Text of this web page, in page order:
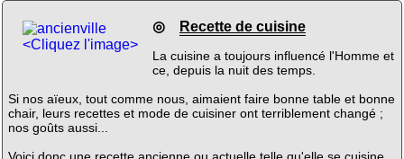
<Cliquez l'image>
◎ Recette de cuisine
La cuisine a toujours influencé l'Homme et
ce, depuis la nuit des temps.
Si nos aïeux, tout comme nous, aimaient faire bonne table et bonne
chair, leurs recettes et mode de cuisiner ont terriblement changé ;
nos goûts aussi...